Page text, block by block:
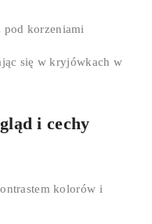
korzeniami
się w kryjówkach w
i cechy
kolorów i